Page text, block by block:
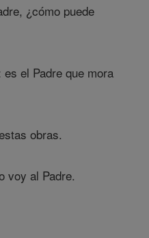
¿cómo puede
el Padre que mora
obras.
voy al Padre.